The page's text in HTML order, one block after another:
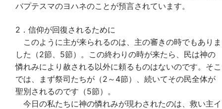
バプテスマのヨハネのことが預言されています。
2．信仰が回復されるために
このように主が来られるのは、主の審きの時でもありま
した（2節、5節）。この終わりの時が来たら、民は神の
憐れみにより赦される以外に頼るものはないのです。そこ
では、まず祭司たちが（2～4節）、続いてその民全体が
聖別されるのです（5節）。
今日の私たちに神の憐れみが現わされたのは、救い主イ